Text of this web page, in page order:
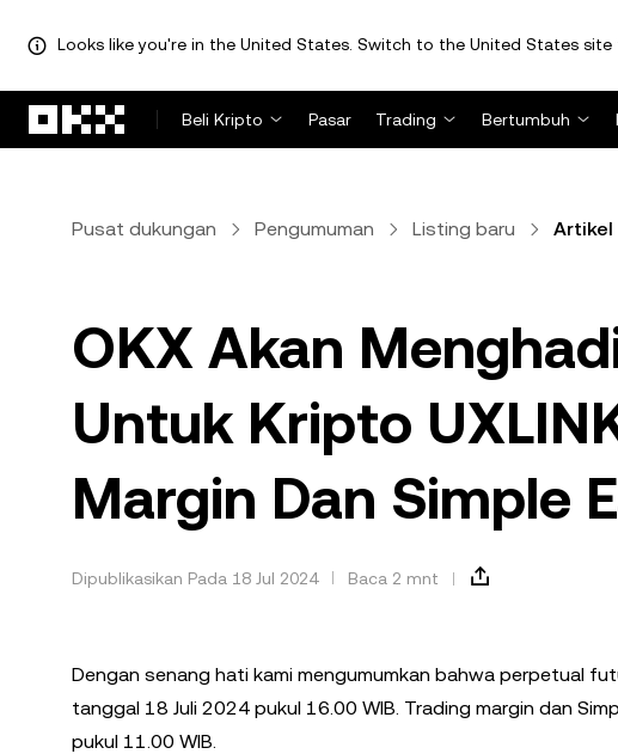
Looks like you're in the United States. Switch to the United States
Beli Kripto
Pasar Trading Bertumbuh
Pusat dukungan Pengumuman Listing baru Artikel
OKX Akan
Untuk Kripto
Margin Dan Simple
Dipublikasikan Pada 18 Jul 2024 Baca 2 mnt
Dengan senang hati kami mengumumkan bahwa perpetual
tanggal 18 Juli 2024 pukul 16.00 WIB. Trading margin dan
pukul 11.00 WIB.